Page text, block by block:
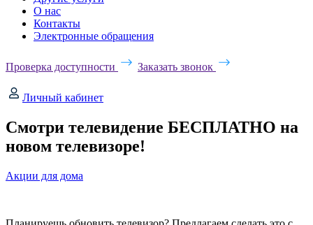
О нас
Контакты
Электронные обращения
Проверка доступности Заказать звонок
Личный кабинет
Смотри телевидение БЕСПЛАТНО на
новом телевизоре!
Акции для дома